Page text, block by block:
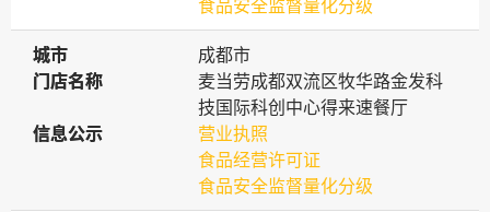
食品安全监督量化分级
城市
城市
成都市
门店名称
门店名称
麦当劳成都双流区牧华路金发科
技国际科创中心得来速餐厅
信息公示
信息公示
营业执照
食品经营许可证
食品安全监督量化分级